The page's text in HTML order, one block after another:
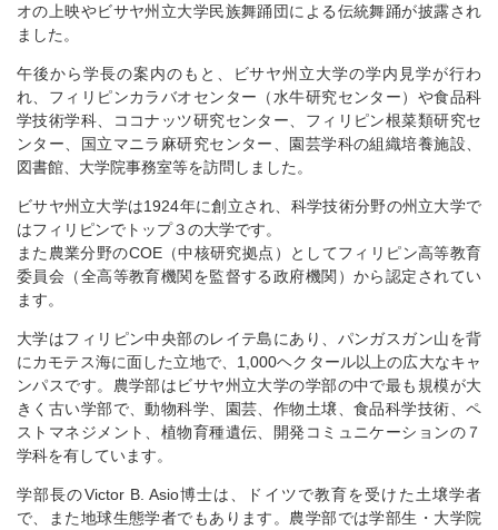
オの上映やビサヤ州立大学民族舞踊団による伝統舞踊が披露され
ました。
午後から学長の案内のもと、ビサヤ州立大学の学内見学が行わ
れ、フィリピンカラバオセンター（水牛研究センター）や食品科
学技術学科、ココナッツ研究センター、フィリピン根菜類研究セ
ンター、国立マニラ麻研究センター、園芸学科の組織培養施設、
図書館、大学院事務室等を訪問しました。
ビサヤ州立大学は1924年に創立され、科学技術分野の州立大学で
はフィリピンでトップ３の大学です。
また農業分野のCOE（中核研究拠点）としてフィリピン高等教育
委員会（全高等教育機関を監督する政府機関）から認定されてい
ます。
大学はフィリピン中央部のレイテ島にあり、パンガスガン山を背
にカモテス海に面した立地で、1,000ヘクタール以上の広大なキャ
ンパスです。農学部はビサヤ州立大学の学部の中で最も規模が大
きく古い学部で、動物科学、園芸、作物土壌、食品科学技術、ペ
ストマネジメント、植物育種遺伝、開発コミュニケーションの７
学科を有しています。
学部長のVictor B. Asio博士は、ドイツで教育を受けた土壌学者
で、また地球生態学者でもあります。農学部では学部生・大学院